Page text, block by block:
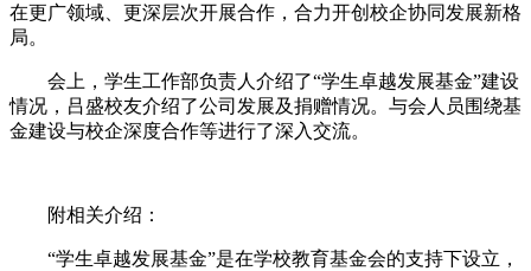
在更广领域、更深层次开展合作，合力开创校企协同发展新格
局。
会上，学生工作部负责人介绍了“学生卓越发展基金”建设
情况，吕盛校友介绍了公司发展及捐赠情况。与会人员围绕基
金建设与校企深度合作等进行了深入交流。
附相关介绍：
“学生卓越发展基金”是在学校教育基金会的支持下设立，